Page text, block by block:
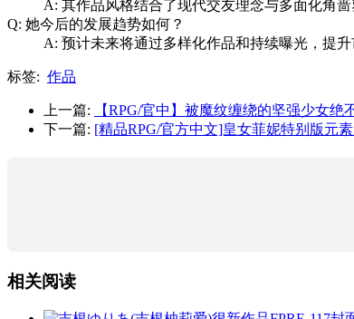
A: 其作品风格结合了现代交友理念与多面化角
Q: 她今后的发展趋势如何？
A: 预计未来将通过多样化作品和持续曝光，提升
标签: 作品
上一篇:
【RPG/官中】被魔纹缠绕的坚强少女绝
下一篇: [精品RPG/官方中文]皇女菲妮特别版元
相关阅读